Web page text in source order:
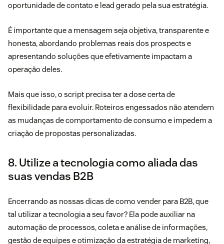
oportunidade de contato e lead gerado pela sua estratégia.
É importante que a mensagem seja objetiva, transparente e
honesta, abordando problemas reais dos prospects e
apresentando soluções que efetivamente impactam a
operação deles.
Mais que isso, o script precisa ter a dose certa de
flexibilidade para evoluir. Roteiros engessados não atendem
as mudanças de comportamento de consumo e impedem a
criação de propostas personalizadas.
8. Utilize a tecnologia como aliada das
suas vendas B2B
Encerrando as nossas dicas de como vender para B2B, que
tal utilizar a tecnologia a seu favor? Ela pode auxiliar na
automação de processos, coleta e análise de informações,
gestão de equipes e otimização da estratégia de marketing,